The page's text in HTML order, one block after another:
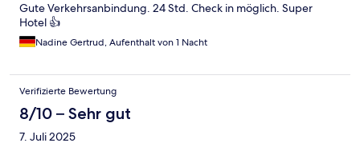
Gute Verkehrsanbindung. 24 Std. Check in möglich. Super
Hotel 👍
Nadine Gertrud, Aufenthalt von 1 Nacht
Verifizierte Bewertung
8/10 – Sehr gut
7. Juli 2025